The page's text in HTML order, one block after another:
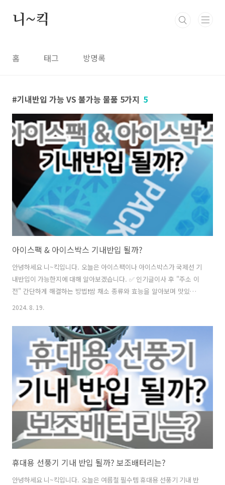
니~킥
홈 태그 방명록
기내반입 가능 VS 불가능 물품 5가지 5
아이스팩 & 아이스박스 기내반입 될까?
안녕하세요 니~킥입니다. 오늘은 아이스팩이나 아이스박스가 국제선 기
내반입이 가능한지에 대해 알아보겠습니다. ✅ 인기글이사 후 "주소 이
전" 간단하게 해결하는 방법❗쌈 채소 종류와 효능을 알아보며 맛있
는 고기 쌈 하세요^^건강진단결과서(보건증)발급 인터넷 혹은 모바
지 않아요채소 비타민(다채) 효능과 활용 성격유형 테스트(MBTI·애니어
그램 검사·D.I.S.C 검사·OCEAN 테스트)만0세~2세 영아관찰척도 (어린
이집 영아 관찰 및 평가)먹태와 황태 차이? (명태&황태&먹태) 그리
고, 황태 효능밥먹고 바로 누우면 안되는 이유 5가지TMI 뜻아이스
팩 & 아이스박스 기내반입 될까?해외로 의약품이나 음식을 가져갈 때,
상하지 않도록 아이스팩을..
2024. 8. 19.
휴대용 선풍기 기내 반입 될까? 보조배터리는?
안녕하세요 니~킥입니다. 오늘은 여름철 필수템 휴대용 선풍기 기내 반